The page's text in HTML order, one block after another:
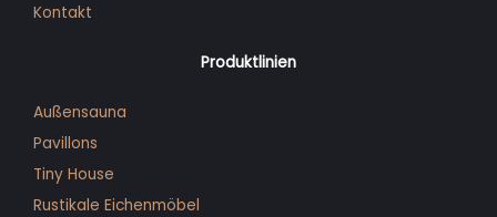
Kontakt
Produktlinien
Außensauna
Pavillons
Tiny House
Rustikale Eichenmöbel